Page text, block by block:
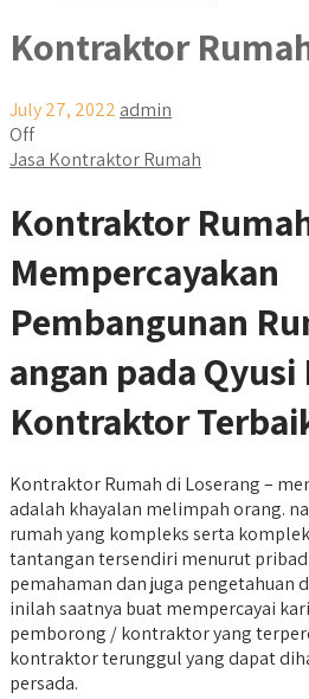
Kontraktor
July 27, 2022 admin
Off
Jasa Kontraktor Rumah
Kontraktor
Mempercayakan
Pembangunan
angan pada Qyusi
Kontraktor
Kontraktor Rumah di Loserang –
adalah khayalan melimpah orang.
rumah yang kompleks serta
tantangan tersendiri menurut
pemahaman dan juga pengetahuan
inilah saatnya buat mempercayai
pemborong / kontraktor yang
kontraktor terunggul yang dapat
persada.